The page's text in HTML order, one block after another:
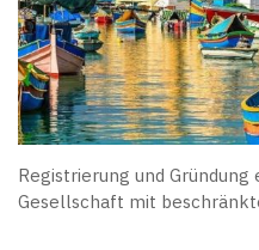
Registrierung und
Gesellschaft mit